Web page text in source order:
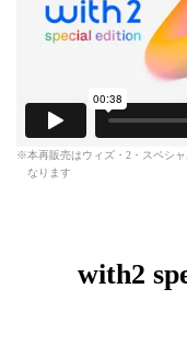
本再販売はウィズ・2・スペシ
なります
with2